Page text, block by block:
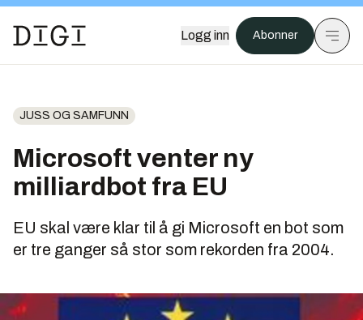
Logg inn Abonner
JUSS OG SAMFUNN
Microsoft venter ny
milliardbot fra EU
EU skal være klar til å gi Microsoft en bot som
er tre ganger så stor som rekorden fra 2004.